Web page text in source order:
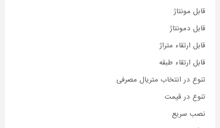
قابل مونتاژ
قابل دمونتاژ
قابل ارتقاء متراژ
قابل ارتقاء طبقه
تنوع در انتخاب متریال مصرفی
تنوع در قیمت
نصب سریع